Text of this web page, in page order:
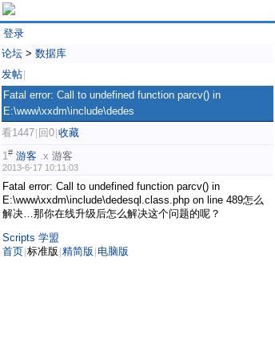
登录
论坛 > 数据库
发帖
Fatal error: Call to undefined function parcv() in
E:\www\xxdm\include\dedes
看1447 回0 收藏
1# 游客 .x 游客
2013-6-17 10:11:03
Fatal error: Call to undefined function parcv() in
E:\www\xxdm\include\dedesql.class.php on line 489怎么
解决…那你在线升级后怎么解决这个问题的呢？
Scripts 学盟
首页 标准版 精简版 电脑版